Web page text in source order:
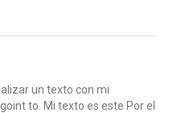
un texto con mi
to. Mi texto es este Por el